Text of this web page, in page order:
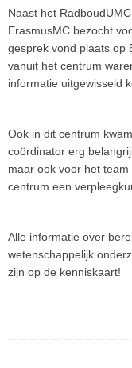
Naast het
ErasmusMC bezocht
gesprek vond plaats op
vanuit het centrum
informatie uitgewisseld
Ook in dit centrum
coördinator erg
maar ook voor het
centrum een
Alle informatie over
wetenschappelijk
zijn op de kenniskaart!